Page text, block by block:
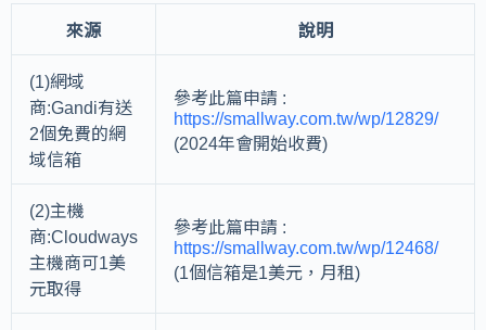
來源 說明
(1)網域
商:Gandi有送
2個免費的網
域信箱
參考此篇申請 :
https://smallway.com.tw/wp/12829/
(2024年會開始收費)
(2)主機
商:Cloudways
主機商可1美
元取得
參考此篇申請 :
https://smallway.com.tw/wp/12468/
(1個信箱是1美元，月租)